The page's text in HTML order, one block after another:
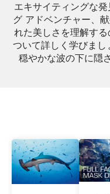
エキサイティングな
グ アドベンチャー、
れた美しさを理解す
ついて詳しく学びまし
穏やかな波の下に隠